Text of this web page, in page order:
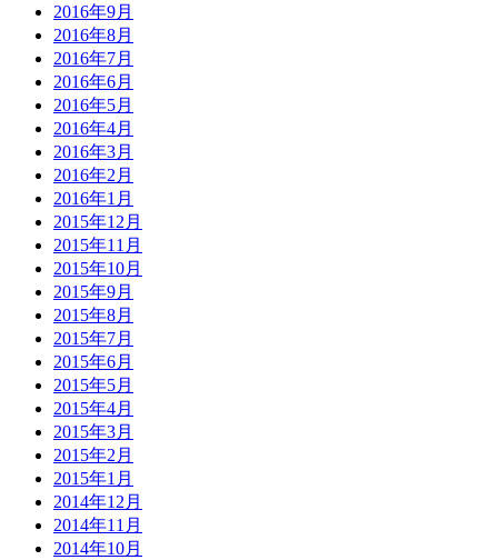
2016年9月
2016年8月
2016年7月
2016年6月
2016年5月
2016年4月
2016年3月
2016年2月
2016年1月
2015年12月
2015年11月
2015年10月
2015年9月
2015年8月
2015年7月
2015年6月
2015年5月
2015年4月
2015年3月
2015年2月
2015年1月
2014年12月
2014年11月
2014年10月